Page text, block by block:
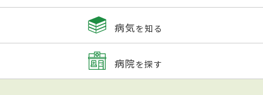
病気を知る
病院を探す